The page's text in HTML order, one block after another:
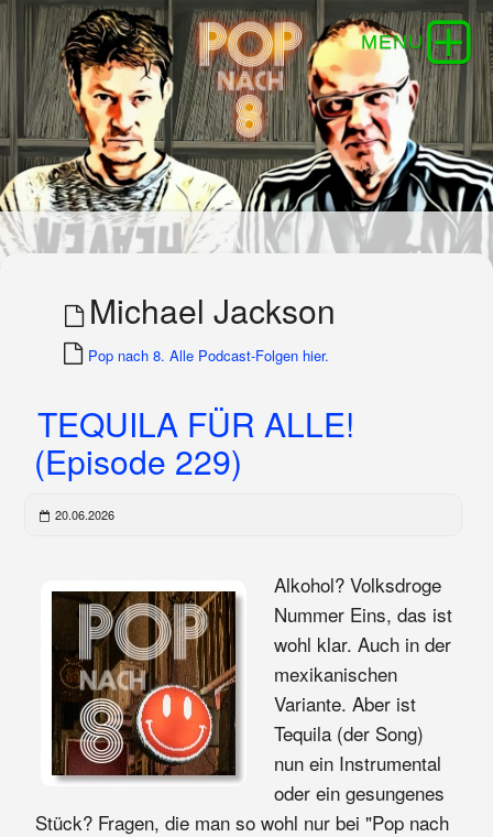
Michael Jackson
Pop nach 8. Alle Podcast-Folgen hier.
TEQUILA FÜR ALLE!
(Episode 229)
20.06.2026
Alkohol? Volksdroge
Nummer Eins, das ist
wohl klar. Auch in der
mexikanischen
Variante. Aber ist
Tequila (der Song)
nun ein Instrumental
oder ein gesungenes
Stück? Fragen, die man so wohl nur bei "Pop nach